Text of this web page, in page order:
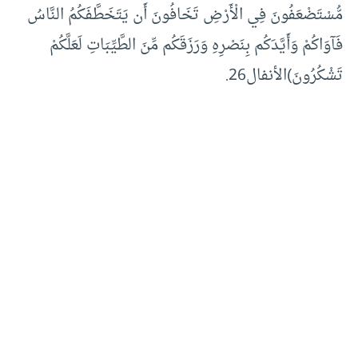
مُّسْتَضْعَفُونَ فِي الْأَرْضِ تَخَافُونَ أَن يَتَخَطَّفَكُمُ النَّاسُ
فَآوَاكُمْ وَأَيَّدَكُم بِنَصْرِهِ وَرَزَقَكُم مِّنَ الطَّيِّبَاتِ لَعَلَّكُمْ
تَشْكُرُونَ)الأنفال26.